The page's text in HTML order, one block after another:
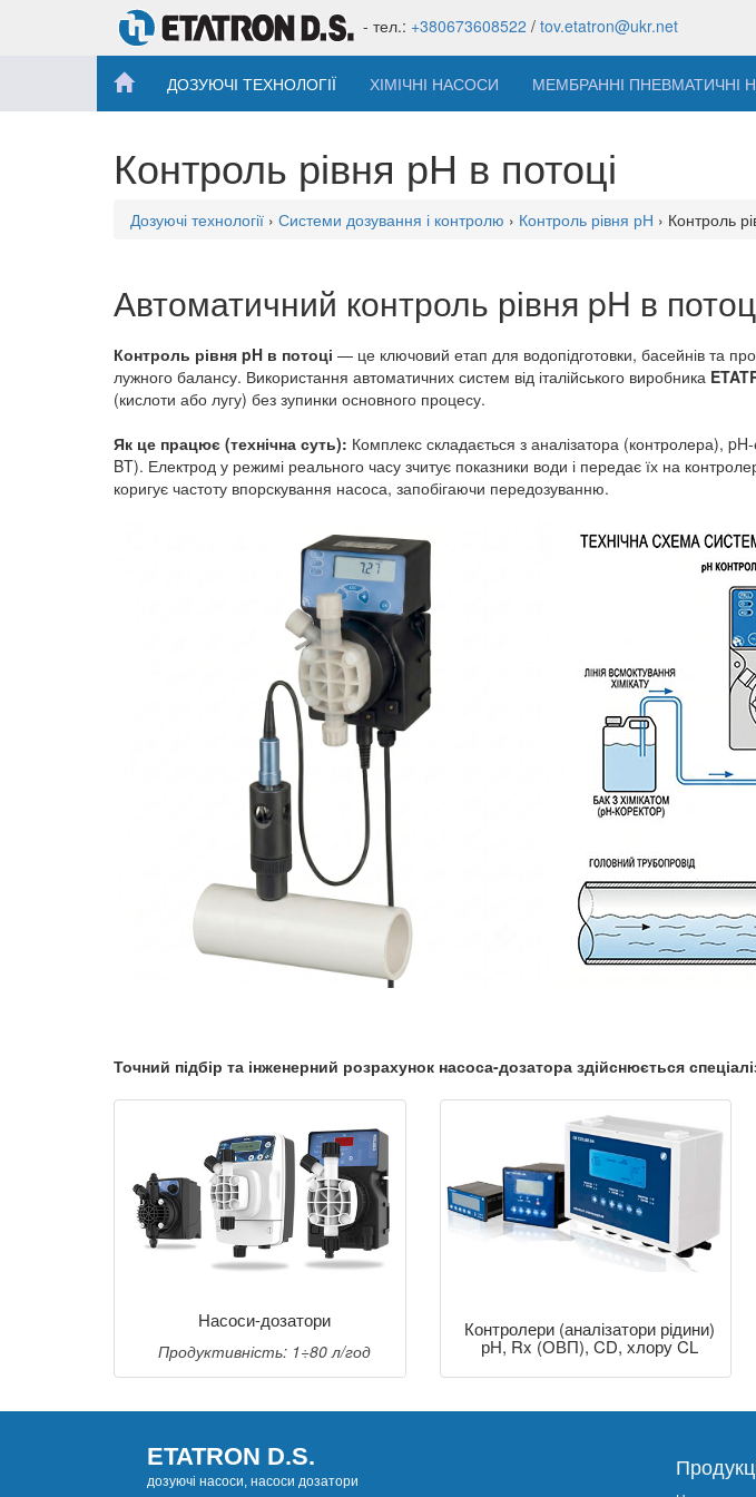
- тел.: +380673608522 / tov.etatron@ukr.net
ДОЗУЮЧІ ТЕХНОЛОГІЇ ХІМІЧНІ НАСОСИ МЕМБРАННІ ПНЕВМАТИЧНІ
Контроль рівня рН в потоці
Дозуючі технології › Системи дозування і контролю › Контроль рівня рН › Контроль
Автоматичний контроль рівня pH в
Контроль рівня pH в потоці — це ключовий етап для водопідготовки, басейнів та
лужного балансу. Використання автоматичних систем від італійського виробника
(кислоти або лугу) без зупинки основного процесу.
Як це працює (технічна суть): Комплекс складається з аналізатора (контролера),
BT). Електрод у режимі реального часу зчитує показники води і передає їх на
коригує частоту впорскування насоса, запобігаючи передозуванню.
Точний підбір та інженерний розрахунок насоса-дозатора здійснюється
Насоси-дозатори
Продуктивність: 1÷80 л/год
Контролери (аналізатори рідини)
рН, Rx (ОВП), CD, хлору CL
ETATRON D.S.
дозуючі насоси, насоси дозатори